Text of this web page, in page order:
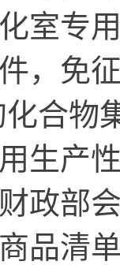
室专
，免
合物
生产
政部
品清